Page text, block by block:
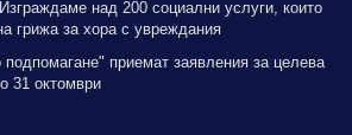
над 200 социални услуги, които
грижа за хора с увреждания
приемат заявления за целева
31 октомври